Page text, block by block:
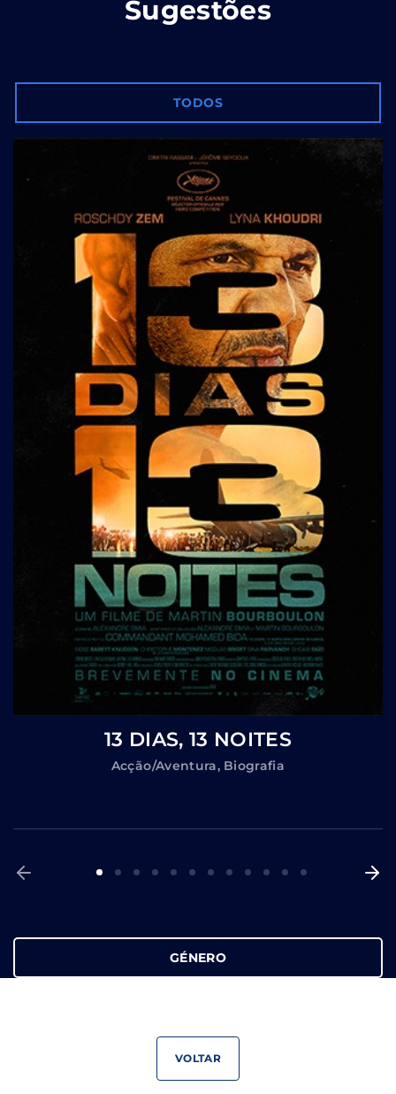
Sugestões
TODOS
13 DIAS, 13 NOITES
Acção/Aventura Biografia
GÉNERO
VOLTAR